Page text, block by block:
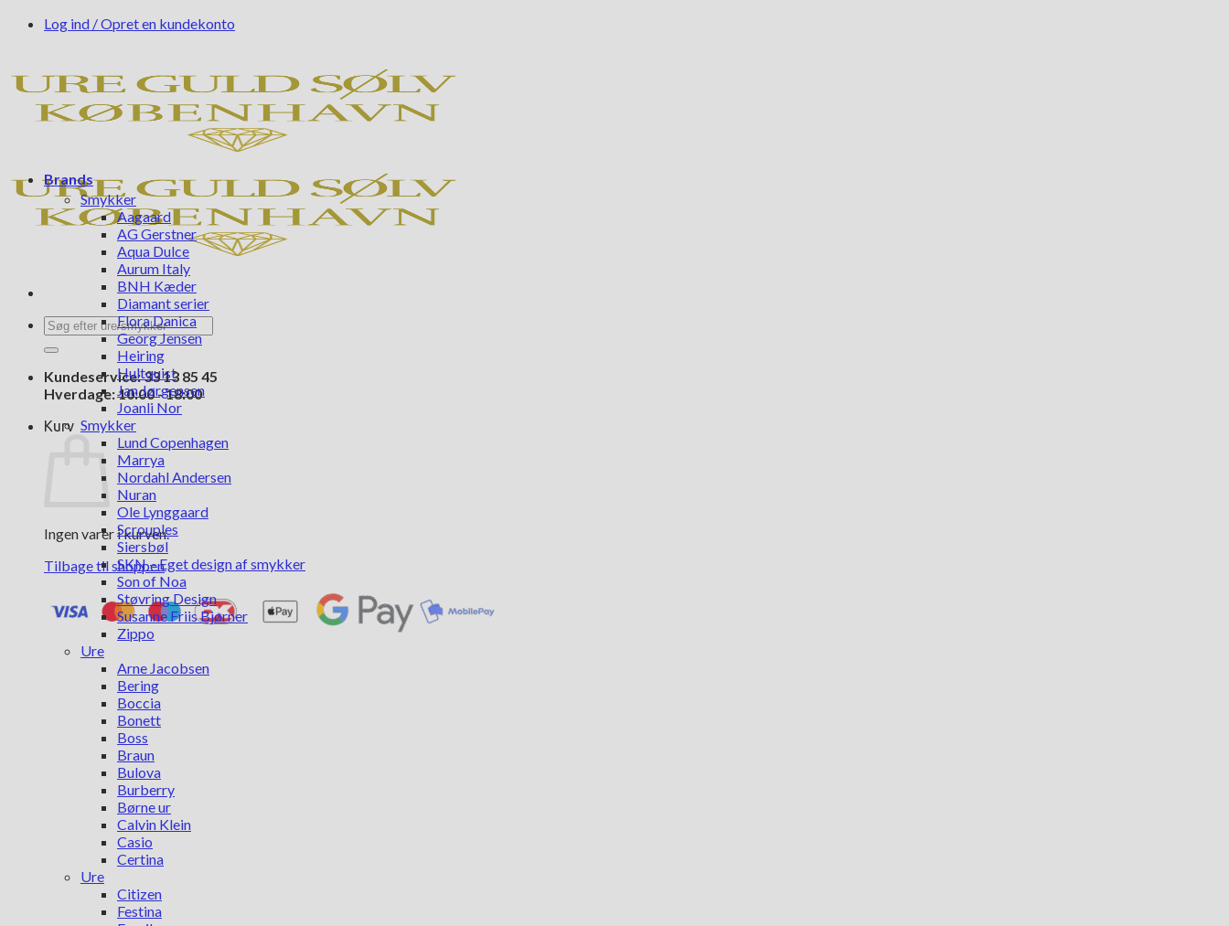
FortsætLog ind / Opret en kundekonto
Søg
efter:
Kundeservice: 33 13 85 45
Hverdage: 10:00 - 18:00
Kurv
Ingen varer i kurven.
Tilbage til shoppen
Brands
Smykker
Aagaard
AG Gerstner
Aqua Dulce
Aurum Italy
BNH Kæder
Diamant serier
Flora Danica
Georg Jensen
Heiring
Hultquist
Jan Jørgensen
Joanli Nor
Smykker
Lund Copenhagen
Marrya
Nordahl Andersen
Nuran
Ole Lynggaard
Scrouples
Siersbøl
SKN – Eget design af smykker
Son of Noa
Støvring Design
Susanne Friis Bjørner
Zippo
Ure
Arne Jacobsen
Bering
Boccia
Bonett
Boss
Braun
Bulova
Burberry
Børne ur
Calvin Klein
Casio
Certina
Ure
Citizen
Festina